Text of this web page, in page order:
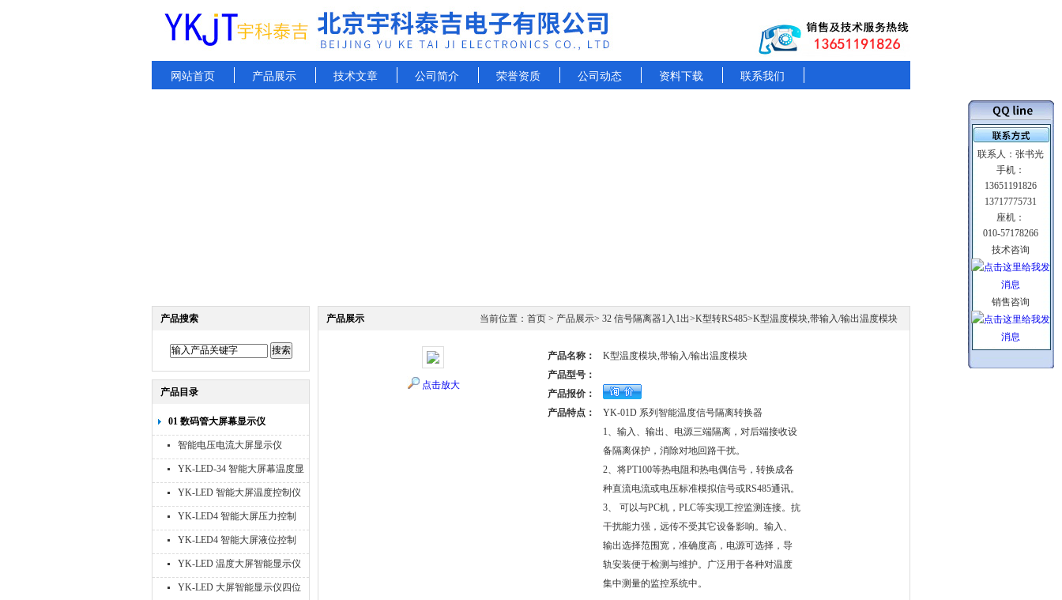
网站首页 产品展示 技术文章 公司简介 荣誉资质 公司动态 资料下载 联系我们
产品搜索
产品目录
01 数码管大屏幕显示仪
智能电压电流大屏显示仪
YK-LED-34 智能大屏幕温度显
示仪
YK-LED 智能大屏温度控制仪
YK-LED4 智能大屏压力控制
仪
YK-LED4 智能大屏液位控制
仪
YK-LED 温度大屏智能显示仪
四位十寸
YK-LED 大屏智能显示仪四位
产品展示 当前位置： 首页 > 产品展示> 32 信号隔离器1入1出>K型转RS485>K型温度模块,带输入/输出温度模块
点击放大
产品名称：
K型温度模块,带输入/输出温度模块
产品型号：
产品报价：
产品特点：
YK-01D 系列智能温度信号隔离转换器
1、输入、输出、电源三端隔离，对后端接收设
备隔离保护，消除对地回路干扰。
2、将PT100等热电阻和热电偶信号，转换成各
种直流电流或电压标准模拟信号或RS485通讯。
3、 可以与PC机，PLC等实现工控监测连接。抗
干扰能力强，远传不受其它设备影响。输入、
输出选择范围宽，准确度高，电源可选择，导
轨安装便于检测与维护。广泛用于各种对温度
集中测量的监控系统中。
联系人：张书光
手机：
13651191826
13717775731
座机：
010-57178266
技术咨询
销售咨询